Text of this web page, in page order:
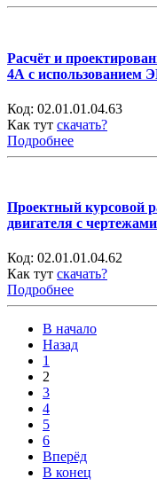
Расчёт и
4А с
Код: 02.01.01.04.63
Как тут скачать?
Подробнее
Проектный курсовой
двигателя с чертежами
Код: 02.01.01.04.62
Как тут скачать?
Подробнее
В начало
Назад
1
2
3
4
5
6
Вперёд
В конец